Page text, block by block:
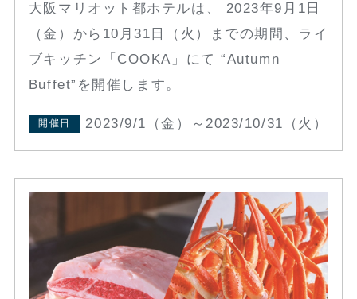
大阪マリオット都ホテルは、 2023年9月1日
（金）から10月31日（火）までの期間、ライ
ブキッチン「COOKA」にて “Autumn
Buffet”を開催します。
開催日 2023/9/1（金）～2023/10/31（火）